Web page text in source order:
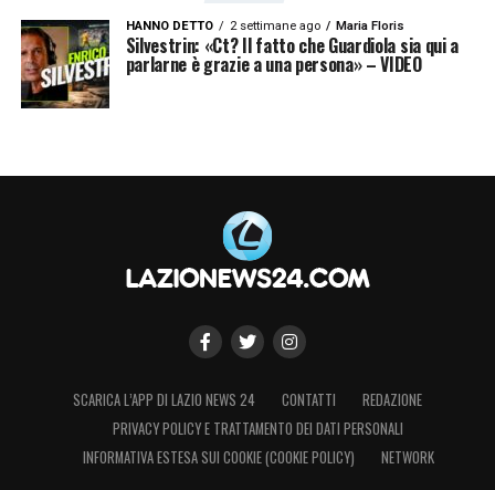
HANNO DETTO 2 settimane ago Maria Floris
Silvestrin: «Ct? Il fatto che Guardiola sia qui a
parlarne è grazie a una persona» – VIDEO
SCARICA L’APP DI LAZIO NEWS 24 CONTATTI
REDAZIONE
PRIVACY POLICY E TRATTAMENTO DEI DATI PERSONALI
INFORMATIVA ESTESA SUI COOKIE (COOKIE POLICY)
NETWORK